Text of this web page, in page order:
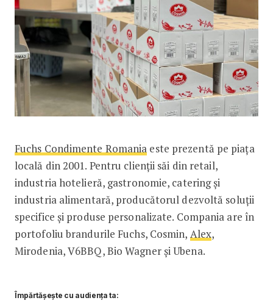
Fuchs Condimente Romania este prezentă pe piața
locală din 2001. Pentru clienții săi din retail,
industria hotelieră, gastronomie, catering și
industria alimentară, producătorul dezvoltă soluții
specifice și produse personalizate. Compania are în
portofoliu brandurile Fuchs, Cosmin, Alex,
Mirodenia, V6BBQ, Bio Wagner și Ubena.
Împărtășește cu audiența ta: